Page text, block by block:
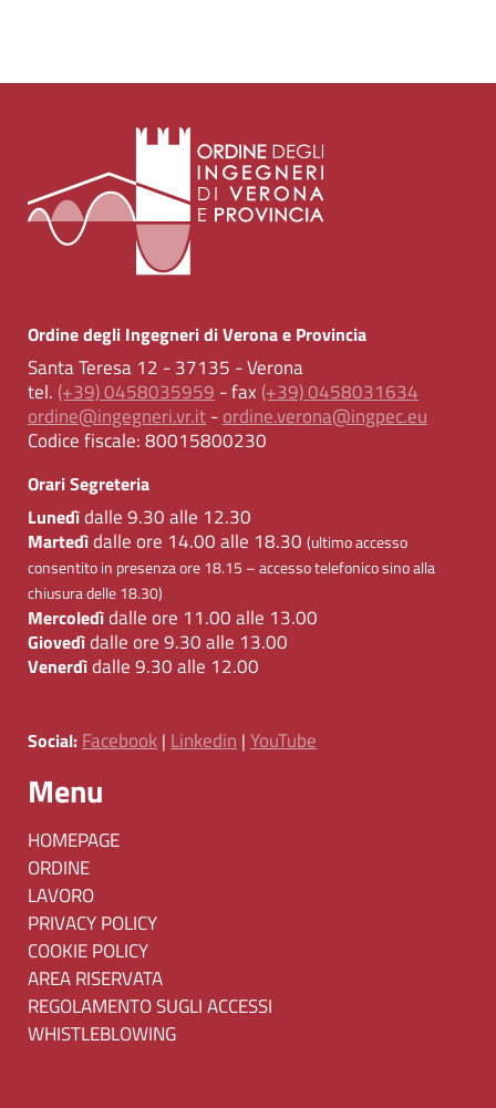
Ordine degli Ingegneri di Verona e Provincia
Santa Teresa 12 - 37135 - Verona
tel. (+39) 0458035959 - fax (+39) 0458031634
ordine@ingegneri.vr.it-ordine.verona@ingpec.eu
Codice fiscale:80015800230
Orari Segreteria
Lunedìdalle 9.30 alle 12.30
Martedìdalle ore 14.00 alle 18.30 (ultimo accesso
consentito in presenza ore 18.15 – accesso telefonico sino alla
chiusura delle 18.30)
Mercoledìdalle ore 11.00 alle 13.00
Giovedìdalle ore 9.30 alle 13.00
Venerdìdalle 9.30 alle 12.00
Social: Facebook | Linkedin | YouTube
Menu
HOMEPAGE
ORDINE
LAVORO
PRIVACY POLICY
COOKIE POLICY
AREA RISERVATA
REGOLAMENTO SUGLI ACCESSI
WHISTLEBLOWING